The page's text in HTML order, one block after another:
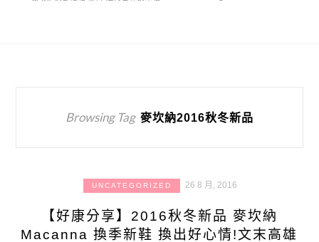
Browsing Tag 麥坎納2016秋冬新品
UNCATEGORIZED 26 8 月, 2016
【好康分享】2016秋冬新品 麥坎納
Macanna 換季新鞋 換出好心情!文末高雄